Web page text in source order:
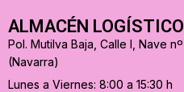
ALMACÉN LOGÍSTICO
Pol. Mutilva Baja, Calle I, Nave
(Navarra)
Lunes a Viernes: 8:00 a 15:30 h